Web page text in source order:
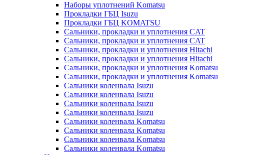
Наборы уплотнений Komatsu
Прокладки ГБЦ Isuzu
Прокладки ГБЦ KOMATSU
Сальники, прокладки и уплотнения CAT
Сальники, прокладки и уплотнения CAT
Сальники, прокладки и уплотнения Hitachi
Сальники, прокладки и уплотнения Hitachi
Сальники, прокладки и уплотнения Komatsu
Сальники, прокладки и уплотнения Komatsu
Сальники коленвала Isuzu
Сальники коленвала Isuzu
Сальники коленвала Isuzu
Сальники коленвала Isuzu
Сальники коленвала Komatsu
Сальники коленвала Komatsu
Сальники коленвала Komatsu
Сальники коленвала Komatsu